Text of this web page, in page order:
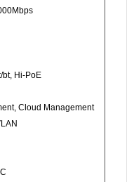
bt, Hi-PoE
Cloud Management